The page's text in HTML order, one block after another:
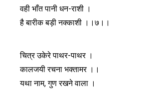
वही भाँत पानी धन-राशी ।
है बारीक बड़ी नक्काशी ।।७।।
चित्र उकेरे पाथर-पाथर ।
कालजयी रचना भक्तामर ।।
यथा नाम, गुण रखने वाला ।